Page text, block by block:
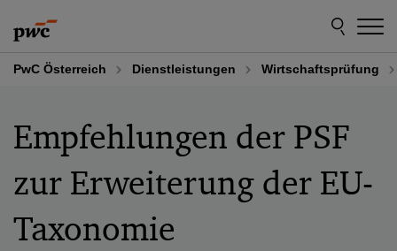
to
content
to
footer
PwC Österreich Dienstleistungen Wirtschaftsprüfung
Empfehlungen der PSF
zur Erweiterung der EU-
Taxonomie